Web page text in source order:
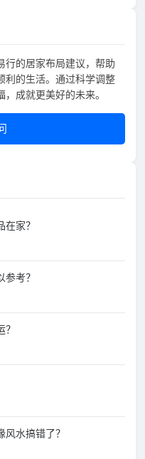
行的居家布局建议，帮助
利的生活。通过科学调整
成就更美好的未来。
家？
考？
水搞错了？